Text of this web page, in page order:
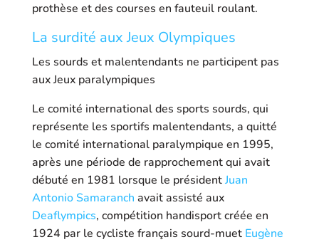
prothèse et des courses en fauteuil roulant.
La surdité aux Jeux Olympiques
Les sourds et malentendants ne participent pas
aux Jeux paralympiques
Le comité international des sports sourds, qui
représente les sportifs malentendants, a quitté
le comité international paralympique en 1995,
après une période de rapprochement qui avait
débuté en 1981 lorsque le présidentJuan
Antonio Samaranch avait assisté aux
Deaflympics, compétition handisport créée en
1924 par le cycliste français sourd-muet Eugène